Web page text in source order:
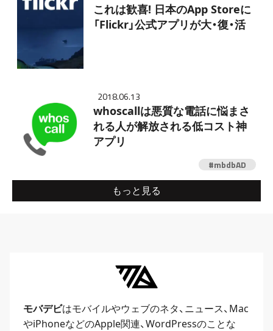
これは歓喜! 日本のApp Storeに
「Flickr」公式アプリが大・復・活
2018.06.13
whoscallは悪質な電話に悩まさ
れる人が解放される低コスト神
アプリ
#mbdbAD
もっと見る
モバデビはモバイルやウェブのネタ、 ニュース、 Mac
やiPhoneなどのApple関連、WordPressのことな